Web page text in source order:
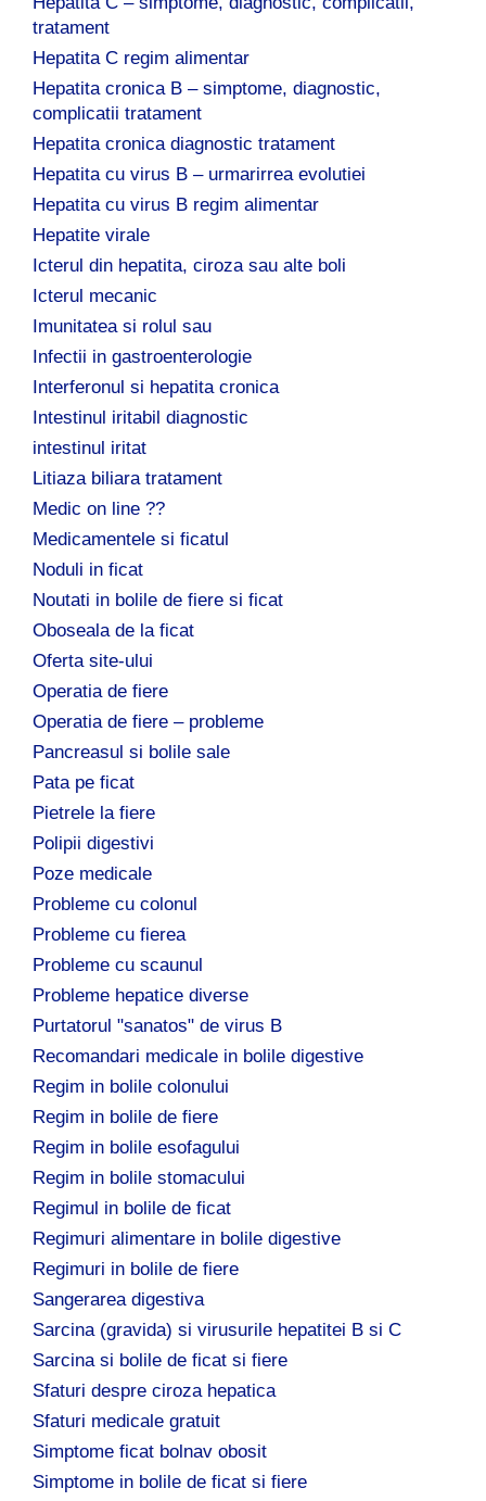
tratament
Hepatita C regim alimentar
Hepatita cronica B – simptome, diagnostic,
complicatii tratament
Hepatita cronica diagnostic tratament
Hepatita cu virus B – urmarirrea evolutiei
Hepatita cu virus B regim alimentar
Hepatite virale
Icterul din hepatita, ciroza sau alte boli
Icterul mecanic
Imunitatea si rolul sau
Infectii in gastroenterologie
Interferonul si hepatita cronica
Intestinul iritabil diagnostic
intestinul iritat
Litiaza biliara tratament
Medic on line ??
Medicamentele si ficatul
Noduli in ficat
Noutati in bolile de fiere si ficat
Oboseala de la ficat
Oferta site-ului
Operatia de fiere
Operatia de fiere – probleme
Pancreasul si bolile sale
Pata pe ficat
Pietrele la fiere
Polipii digestivi
Poze medicale
Probleme cu colonul
Probleme cu fierea
Probleme cu scaunul
Probleme hepatice diverse
Purtatorul "sanatos" de virus B
Recomandari medicale in bolile digestive
Regim in bolile colonului
Regim in bolile de fiere
Regim in bolile esofagului
Regim in bolile stomacului
Regimul in bolile de ficat
Regimuri alimentare in bolile digestive
Regimuri in bolile de fiere
Sangerarea digestiva
Sarcina (gravida) si virusurile hepatitei B si C
Sarcina si bolile de ficat si fiere
Sfaturi despre ciroza hepatica
Sfaturi medicale gratuit
Simptome ficat bolnav obosit
Simptome in bolile de ficat si fiere